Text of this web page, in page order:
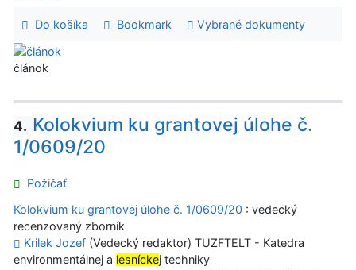
Do košíka Bookmark Vybrané dokumenty
článok
4. Kolokvium ku grantovej úlohe č.
1/0609/20
Požičať
Kolokvium ku grantovej úlohe č. 1/0609/20 : vedecký
recenzovaný zborník
Krilek Jozef (Vedecký redaktor) TUZFTELT - Katedra
environmentálnej a lesníckej techniky